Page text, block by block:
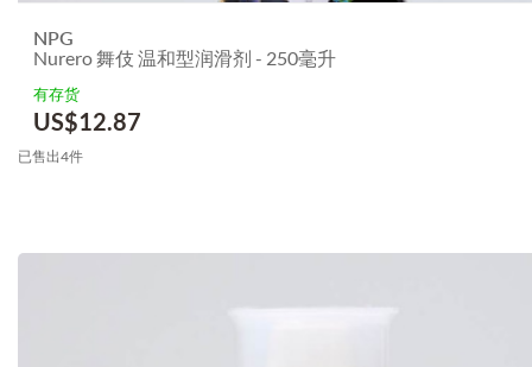
NPG
Nurero 舞伎 温和型润滑剂 - 250毫升
有存货
US$12.87
已售出4件